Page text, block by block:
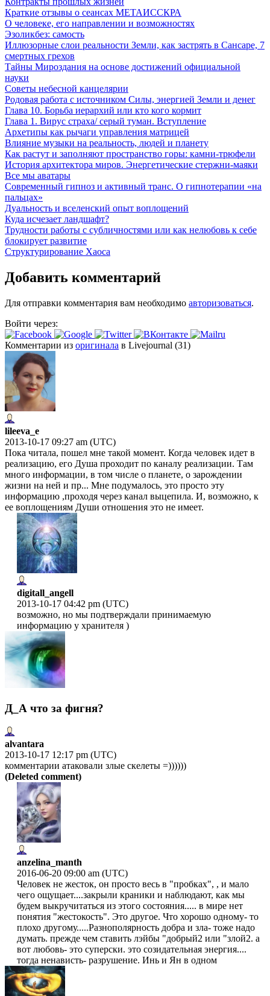
Краткие отзывы о сеансах МЕТАИССКРА
О человеке, его направлении и возможностях
Эзоликбез: самость
Иллюзорные слои реальности Земли, как застрять в Сансаре, 7
смертных грехов
Тайны Мироздания на основе достижений официальной
науки
Советы небесной канцелярии
Родовая работа с источником Силы, энергией Земли и денег
Глава 10. Борьба иерархий или кто кого кормит
Глава 1. Вирус страха/ серый туман. Вступление
Архетипы как рычаги управления матрицей
Влияние музыки на реальность, людей и планету
Как растут и заполняют пространство горы: камни-трюфели
История архитектора миров. Энергетические стержни-маяки
Все мы аватары
Современный гипноз и активный транс. О гипнотерапии «на
пальцах»
Дуальность и вселенский опыт воплощений
Куда исчезает ландшафт?
Трудности работы с субличностями или как нелюбовь к себе
блокирует развитие
Структурирование Хаоса
Добавить комментарий
Для отправки комментария вам необходимо авторизоваться.
Войти через:
Комментарии из оригинала в Livejournal (31)
lileeva_e
2013-10-17 09:27 am (UTC)
Пока читала, пошел мне такой момент. Когда человек идет в
реализацию, его Душа проходит по каналу реализации. Там
много информации, в том числе о планете, о зарождении
жизни на ней и пр... Мне подумалось, это просто эту
информацию ,проходя через канал выцепила. И, возможно, к
ее воплощениям Души отношения это не имеет.
digitall_angell
2013-10-17 04:42 pm (UTC)
возможно, но мы подтверждали принимаемую
информацию у хранителя )
Д_А что за фигня?
alvantara
2013-10-17 12:17 pm (UTC)
комментарии атаковали злые скелеты =))))))
(Deleted comment)
anzelina_manth
2016-06-20 09:00 am (UTC)
Человек не жесток, он просто весь в "пробках", , и мало
чего ощущает....закрыли краники и наблюдают, как мы
будем выкручитаться из этого состояния..... в мире нет
понятия "жестокость". Это другое. Что хорошо одному- то
плохо другому.....Разнополярность добра и зла- тоже надо
думать. прежде чем ставить лэйбы "добрый2 или "злой2. а
вот любовь- это суперски. это созидательная энергия....
тогда ненависть- разрушение. Инь и Ян в одном